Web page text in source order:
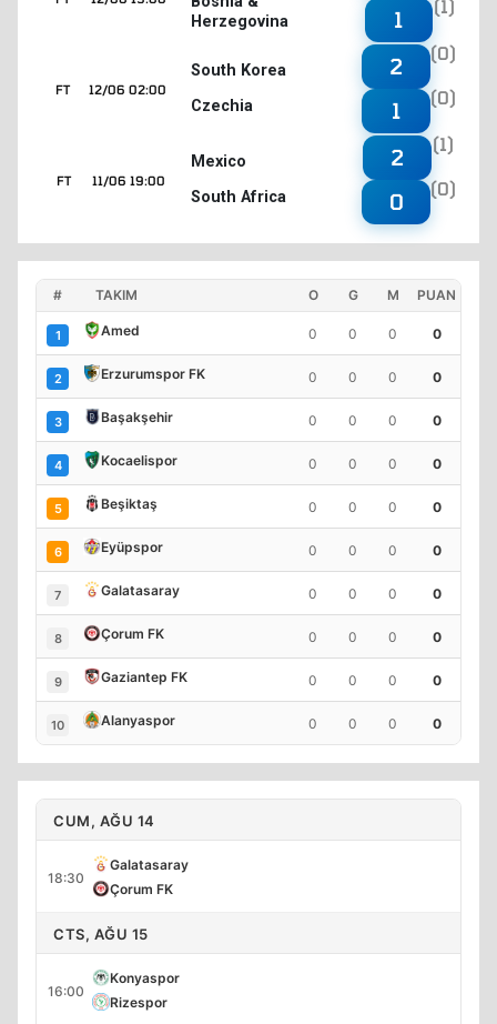
Herzegovina
1
(1)
12/06 02:00
FT
South Korea
Czechia
2
(0)
1
(0)
11/06 19:00
FT
Mexico
South Africa
2
(1)
0
(0)
# TAKIM O G M PUAN
1 Amed 0 0 0 0
2 Erzurumspor FK 0 0 0 0
3 Başakşehir 0 0 0 0
4 Kocaelispor 0 0 0 0
5 Beşiktaş 0 0 0 0
6 Eyüpspor 0 0 0 0
7 Galatasaray 0 0 0 0
8 Çorum FK 0 0 0 0
9 Gaziantep FK 0 0 0 0
10 Alanyaspor 0 0 0 0
CUM, AĞU 14
18:30
Galatasaray
Çorum FK
CTS, AĞU 15
16:00
Konyaspor
Rizespor